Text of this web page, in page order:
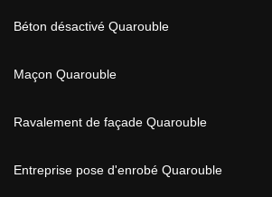
Béton désactivé Quarouble
Maçon Quarouble
Ravalement de façade Quarouble
Entreprise pose d'enrobé Quarouble